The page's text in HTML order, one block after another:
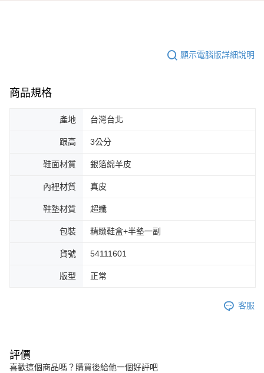
顯示電腦版詳細說明
商品規格
產地 台灣台北
跟高 3公分
鞋面材質 銀箔綿羊皮
內裡材質 真皮
鞋墊材質 超纖
包裝 精緻鞋盒+半墊一副
貨號 54111601
版型 正常
客服
評價
喜歡這個商品嗎？購買後給他一個好評吧